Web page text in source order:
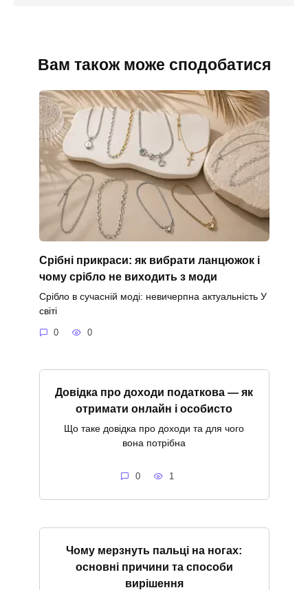
Вам також може сподобатися
Срібні прикраси: як вибрати ланцюжок і
чому срібло не виходить з моди
Срібло в сучасній моді: невичерпна актуальність У
світі
0 0
Довідка про доходи податкова — як
отримати онлайн і особисто
Що таке довідка про доходи та для чого
вона потрібна
0 1
Чому мерзнуть пальці на ногах:
основні причини та способи
вирішення